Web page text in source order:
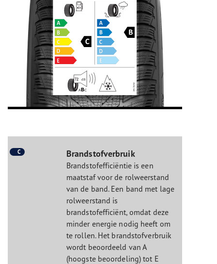
C Brandstofverbruik
Brandstofefficiëntie is een
maatstaf voor de rolweerstand
van de band. Een band met lage
rolweerstand is
brandstofefficiënt, omdat deze
minder energie nodig heeft om
te rollen. Het brandstofverbruik
wordt beoordeeld van A
(hoogste beoordeling) tot E